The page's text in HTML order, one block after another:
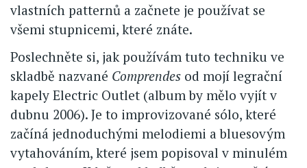
vlastních patternů a začnete je používat se
všemi stupnicemi, které znáte.
Poslechněte si, jak používám tuto techniku ve
skladbě nazvané Comprendes od mojí legrační
kapely Electric Outlet (album by mělo vyjít v
dubnu 2006). Je to improvizované sólo, které
začíná jednoduchými melodiemi a bluesovým
vytahováním, které jsem popisoval v minulém